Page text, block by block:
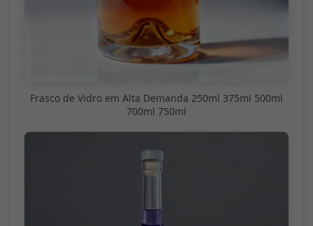
Frasco de Vidro em Alta Demanda 250ml 375ml 500ml
700ml 750ml